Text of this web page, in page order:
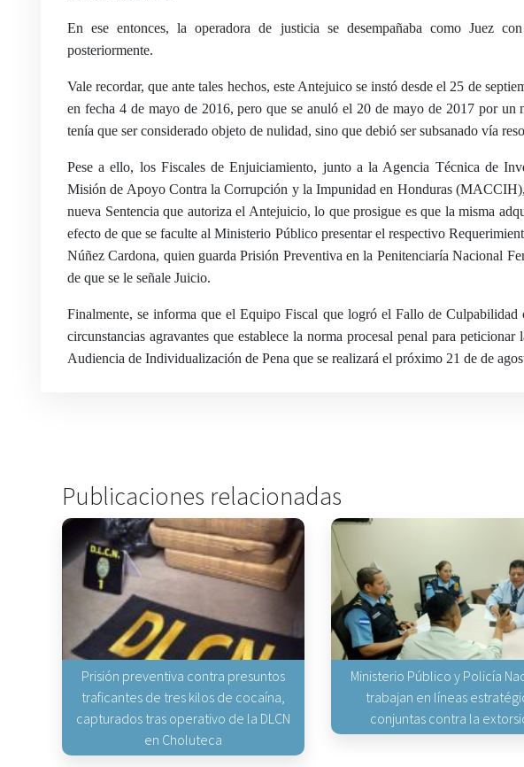
En ese entonces, la operadora de justicia se desempañaba como Juez
posteriormente.
Vale recordar, que ante tales hechos, este Antejuico se instó desde el 25 de
en fecha 4 de mayo de 2016, pero que se anuló el 20 de mayo de 2017 por un
tenía que ser considerado objeto de nulidad, sino que debió ser subsanado vía
Pese a ello, los Fiscales de Enjuiciamiento, junto a la Agencia Técnica de
Misión de Apoyo Contra la Corrupción y la Impunidad en Honduras
nueva Sentencia que autoriza el Antejuicio, lo que prosigue es que la misma
efecto de que se faculte al Ministerio Público presentar el respectivo
Núñez Cardona, quien guarda Prisión Preventiva en la Penitenciaría Nacional
de que se le señale Juicio.
Finalmente, se informa que el Equipo Fiscal que logró el Fallo de
circunstancias agravantes que establece la norma procesal penal para
Audiencia de Individualización de Pena que se realizará el próximo 21 de de
Publicaciones relacionadas
Prisión preventiva contra presuntos
traficantes de tres kilos de cocaína,
capturados tras operativo de la DLCN
en Choluteca
Ministerio Público y Policía
trabajan en líneas
conjuntas contra la